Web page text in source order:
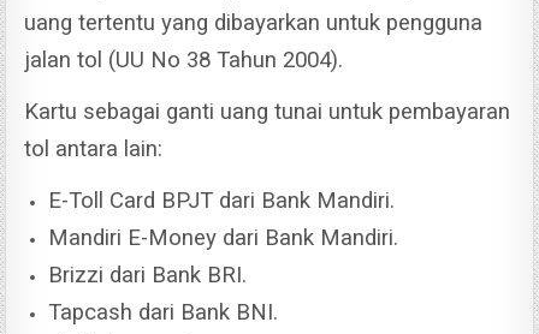
uang tertentu yang dibayarkan untuk pengguna
jalan tol (UU No 38 Tahun 2004).
Kartu sebagai ganti uang tunai untuk pembayaran
tol antara lain:
E-Toll Card BPJT dari Bank Mandiri.
Mandiri E-Money dari Bank Mandiri.
Brizzi dari Bank BRI.
Tapcash dari Bank BNI.